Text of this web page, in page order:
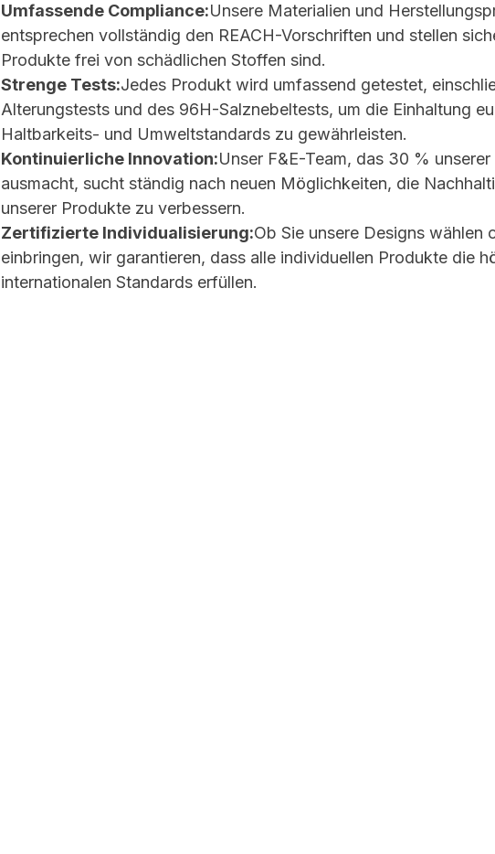
Umfassende Compliance:Unsere Materialien und
entsprechen vollständig den REACH-Vorschriften und stellen
Produkte frei von schädlichen Stoffen sind.
Strenge Tests:Jedes Produkt wird umfassend getestet,
Alterungstests und des 96H-Salznebeltests, um die Einhaltung
Haltbarkeits- und Umweltstandards zu gewährleisten.
Kontinuierliche Innovation:Unser F&E-Team, das 30 %
ausmacht, sucht ständig nach neuen Möglichkeiten, die
unserer Produkte zu verbessern.
Zertifizierte Individualisierung:Ob Sie unsere Designs wählen
einbringen, wir garantieren, dass alle individuellen Produkte die
internationalen Standards erfüllen.